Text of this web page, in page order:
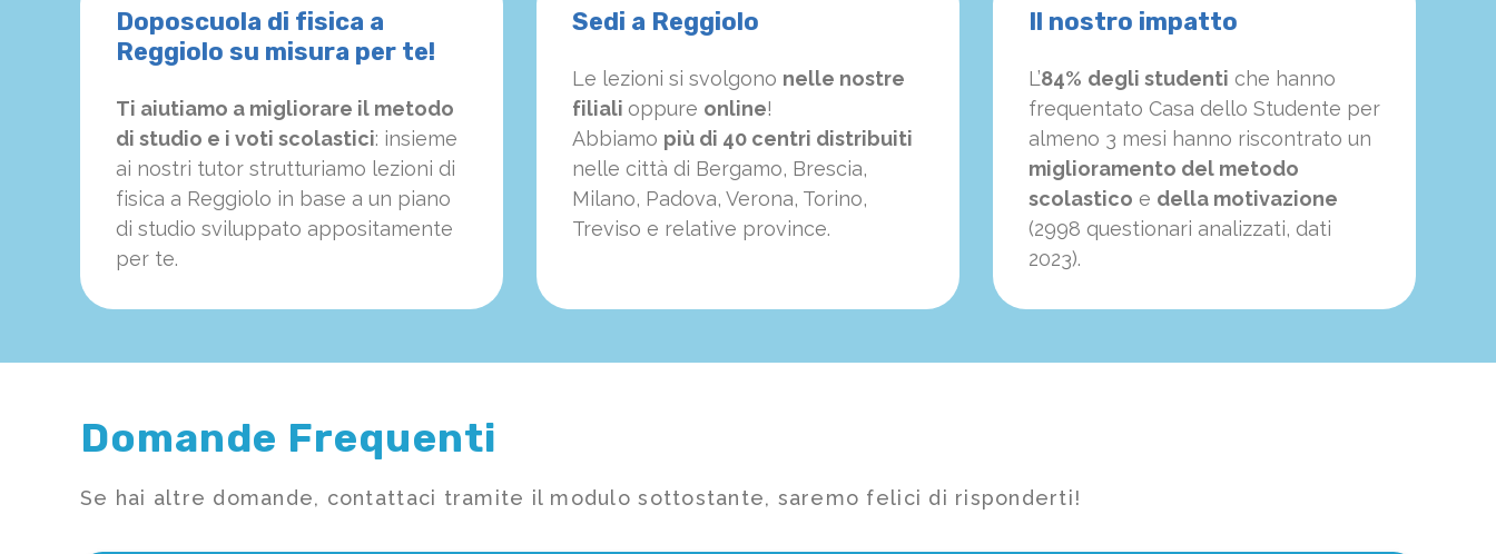
Doposcuola di fisica a
Reggiolo su misura per te!
Ti aiutiamo a migliorare il metodo
di studio e i voti scolastici: insieme
ai nostri tutor strutturiamo lezioni di
fisica a Reggiolo in base a un piano
di studio sviluppato appositamente
per te.
Sedi a Reggiolo
Le lezioni si svolgono nelle nostre
filiali oppure online!
Abbiamo più di 40 centri distribuiti
nelle città di Bergamo, Brescia,
Milano, Padova, Verona, Torino,
Treviso e relative province.
Il nostro impatto
L’84% degli studenti che hanno
frequentato Casa dello Studente per
almeno 3 mesi hanno riscontrato un
miglioramento del metodo
scolastico e della motivazione
(2998 questionari analizzati, dati
2023).
Domande Frequenti
Se hai altre domande, contattaci tramite il modulo sottostante, saremo felici di risponderti!